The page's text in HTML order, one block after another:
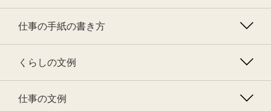
仕事の手紙の書き方
くらしの文例
仕事の文例